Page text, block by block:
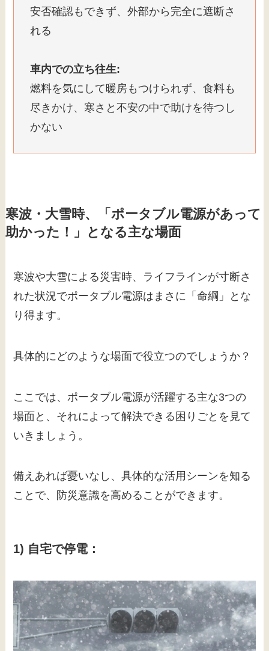
安否確認もできず、外部から完全に遮断さ
れる
車内での立ち往生:
燃料を気にして暖房もつけられず、食料も
尽きかけ、寒さと不安の中で助けを待つし
かない
寒波・大雪時、「ポータブル電源があって
助かった！」となる主な場面
寒波や大雪による災害時、ライフラインが寸断さ
れた状況でポータブル電源はまさに「命綱」とな
り得ます。
具体的にどのような場面で役立つのでしょうか？
ここでは、ポータブル電源が活躍する主な3つの
場面と、それによって解決できる困りごとを見て
いきましょう。
備えあれば憂いなし、具体的な活用シーンを知る
ことで、防災意識を高めることができます。
1) 自宅で停電：